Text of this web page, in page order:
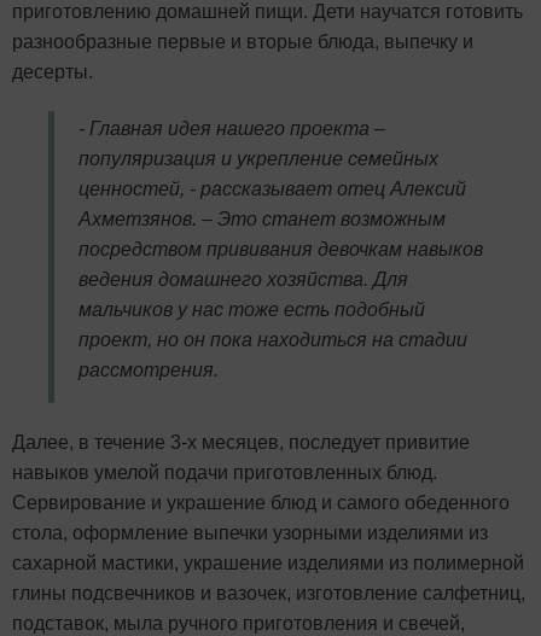
приготовлению домашней пищи. Дети научатся готовить
разнообразные первые и вторые блюда, выпечку и
десерты.
- Главная идея нашего проекта –
популяризация и укрепление семейных
ценностей, - рассказывает отец Алексий
Ахметзянов. – Это станет возможным
посредством прививания девочкам навыков
ведения домашнего хозяйства. Для
мальчиков у нас тоже есть подобный
проект, но он пока находиться на стадии
рассмотрения.
Далее, в течение 3-х месяцев, последует привитие
навыков умелой подачи приготовленных блюд.
Сервирование и украшение блюд и самого обеденного
стола, оформление выпечки узорными изделиями из
сахарной мастики, украшение изделиями из полимерной
глины подсвечников и вазочек, изготовление салфетниц,
подставок, мыла ручного приготовления и свечей,